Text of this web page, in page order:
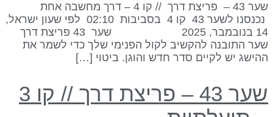
שער 43 – פריצת דרך // קו 4 – דרך מחשבה אחת
נכנסנו לשער 43 קו 4 בסביבות 02:10 לפי שעון ישראל,
14 בנובמבר, 2025 שער 43 פריצת דרך
התובנה להקשיב לקול הפנימי שלך כדי לשמר את
יש לקיים סדר חדש והוגן. ביטוי […]
שער 43 – פריצת דרך // קו 3